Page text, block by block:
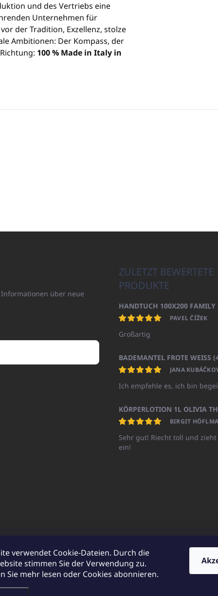
verwendet Cookie-Dateien. Durch die
stimmen Sie der Verwendung zu.
Sie mehr lesen oder Cookies abonnieren.
und des Vertriebs eine
Unternehmen für
der Tradition, Exzellenz, stolze
Ambitionen: Der Kompass, der
100 % Made in Italy in
über neue
ZULETZT BEWERTETE
PRODUKTE
PAVEL ČÍŽEK
Großartig
JANA
Ich empfehle es, ich bin
BIRGIT
Sehr gut! Riecht toll und
ein!
UNICATO.at UNICATO.hu